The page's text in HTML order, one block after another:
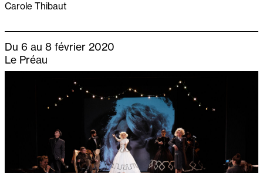
Carole Thibaut
Du 6 au 8 février 2020
Le Préau